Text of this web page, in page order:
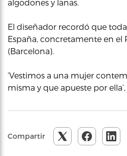
algodones y lanas.
El diseñador recordó que
España, concretamente en el
(Barcelona).
‘Vestimos a una mujer
misma y que apueste por ella’,
Compartir